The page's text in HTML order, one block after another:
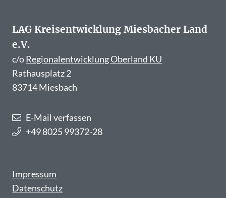
LAG Kreisentwicklung Miesbacher Land
e.V.
c/oRegionalentwicklung Oberland KU
Rathausplatz 2
83714 Miesbach
E-Mail verfassen
+49 8025 99372-28
Impressum
Datenschutz